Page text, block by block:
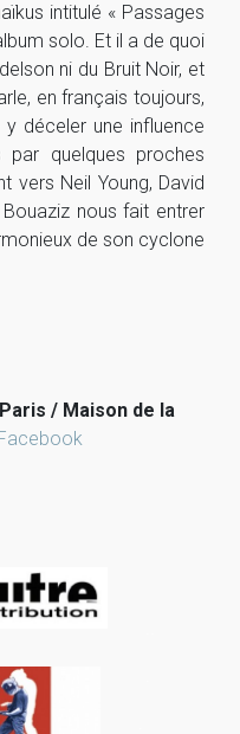
intitulé « Passages
solo. Et il a de quoi
ni du Bruit Noir, et
en français toujours,
y déceler une influence
par quelques proches
vers Neil Young, David
nous fait entrer
de son cyclone
/ Maison de la